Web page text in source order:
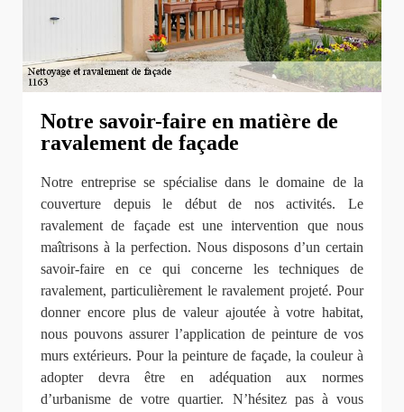
Notre savoir-faire en matière de
ravalement de façade
Notre entreprise se spécialise dans le domaine de la
couverture depuis le début de nos activités. Le
ravalement de façade est une intervention que nous
maîtrisons à la perfection. Nous disposons d’un certain
savoir-faire en ce qui concerne les techniques de
ravalement, particulièrement le ravalement projeté. Pour
donner encore plus de valeur ajoutée à votre habitat,
nous pouvons assurer l’application de peinture de vos
murs extérieurs. Pour la peinture de façade, la couleur à
adopter devra être en adéquation aux normes
d’urbanisme de votre quartier. N’hésitez pas à vous